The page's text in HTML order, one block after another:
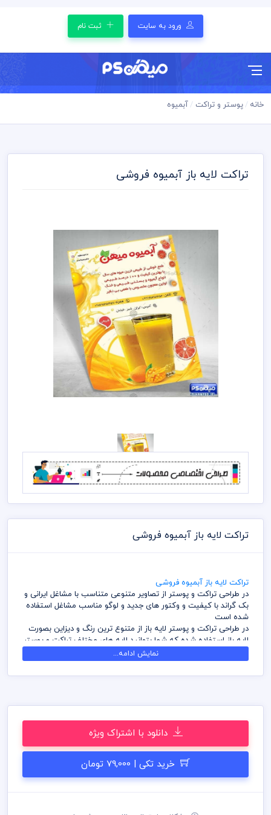
ورود به سایت ثبت نام
خانه پوستر و تراکت آبمیوه
دانلود با اشتراک ویژه
خرید تکی | 79,000 تومان
تراکت لایه باز آبمیوه فروشی
تراکت لایه باز آبمیوه فروشی
تراکت لایه باز آبمیوه فروشی
در طراحی تراکت و پوستر از تصاویر متنوعی متناسب با مشاغل ایرانی و
بک گراند با کیفیت و وکتور های جدید و لوگو مناسب مشاغل استفاده
شده است
در طراحی تراکت و پوستر لایه باز از متنوع ترین رنگ و دیزاین بصورت
لایه باز استفاده شده که شما بتوانید لایه های مختلف تراکت و پوستر
را به سلیقه ویرایش و استفاده نمائید
کامل ترین آرشیو لایه باز تراکت و پوستر که می توانید با خیالی راحت
با تهیه بسته های اشتراک ویژه به هزاران طرح لایه باز تراکت و پوستر
الزامی می باشد
کلیه طراحی های تراکت و پوستر بصورت لایه باز و با فرمت فتوشاپ
می باشد که می توانید جهت ویرایش از نرم افزار فتوشاپ استفاده
نمائید
شما می توانید چاپ تراکت و پوستر های موجود در وب سایت میهن
پی اس دی را نزد چاپخانه مجموعه چاپ و در سراسر کشور دریافت
نمایش ادامه...